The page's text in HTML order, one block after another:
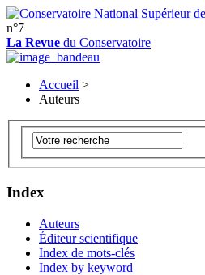
n°7
La Revue du Conservatoire
Accueil >
Auteurs
Index
Auteurs
Éditeur scientifique
Index de mots-clés
Index by keyword